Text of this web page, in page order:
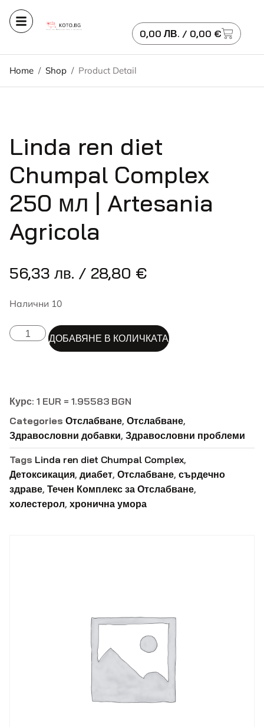
0,00 ЛВ. / 0,00 €
Home / Shop / Product Detail
Linda ren diet
Chumpal Complex
250 мл | Artesania
Agricola
56,33 лв. / 28,80 €
Налични 10
ДОБАВЯНЕ В КОЛИЧКАТАALTERNATIVE:
Курс: 1 EUR = 1.95583 BGN
Categories Отслабване, Отслабване,
Здравословни добавки, Здравословни проблеми
Tags Linda ren diet Chumpal Complex,
Детоксикация, диабет, Отслабване, сърдечно
здраве, Течен Комплекс за Отслабване,
холестерол, хронична умора